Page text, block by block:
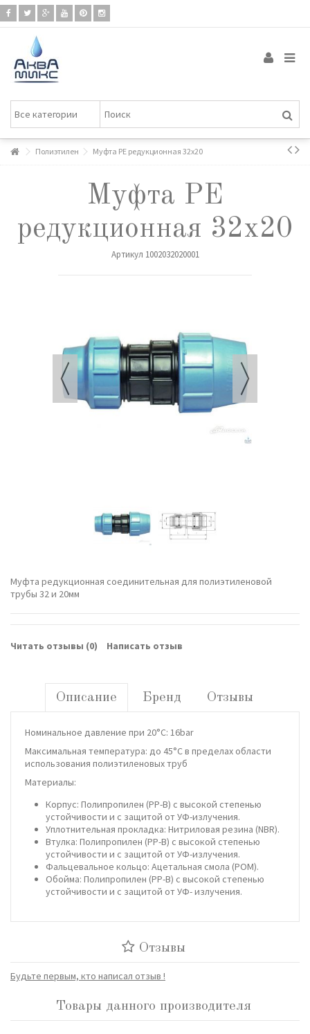
Полиэтилен Муфта РЕ редукционная 32х20
Муфта РЕ
редукционная 32х20
Артикул 1002032020001
Муфта редукционная соединительная для полиэтиленовой
трубы 32 и 20мм
Читать отзывы (0) Написать отзыв
Описание Бренд Отзывы
Номинальное давление при 20°C: 16bar
Максимальная температура: до 45°C в пределах области
использования полиэтиленовых труб
Материалы:
Корпус: Полипропилен (PP-B) с высокой степенью
устойчивости и с защитой от УФ-излучения.
Уплотнительная прокладка: Нитриловая резина (NBR).
Втулка: Полипропилен (PP-B) с высокой степенью
устойчивости и с защитой от УФ-излучения.
Фальцевальное кольцо: Ацетальная смола (POM).
Обойма: Полипропилен (PP-B) с высокой степенью
устойчивости и с защитой от УФ- излучения.
Отзывы
Будьте первым, кто написал отзыв !
Товары данного производителя